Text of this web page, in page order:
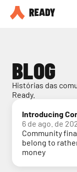
Seja
BLOG
Histórias das
Ready.
Introducing
6 de ago. de
Community
belong to
money